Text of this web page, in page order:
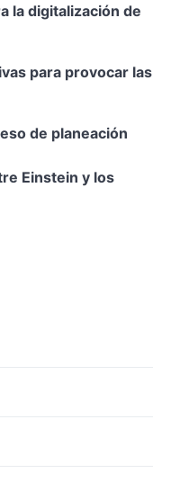
la digitalización de
para provocar las
de planeación
Einstein y los